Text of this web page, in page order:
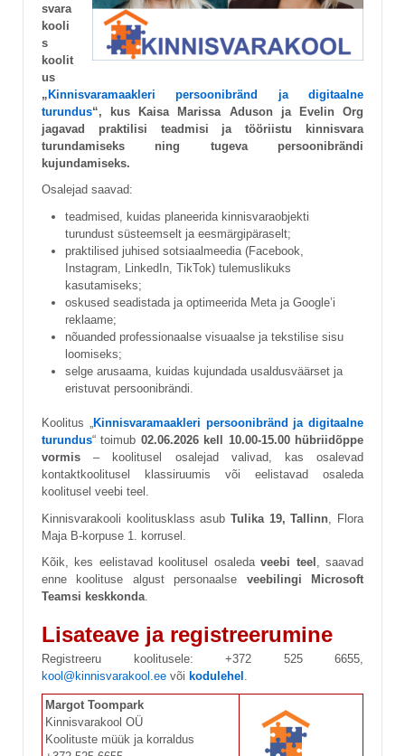
svara
kooli
s
koolit
us
„ Kinnisvaramaakleri persoonibränd ja digitaalne
turundus“, kus Kaisa Marissa Aduson ja Evelin Org
jagavad praktilisi teadmisi ja tööriistu kinnisvara
turundamiseks ning tugeva persoonibrändi
kujundamiseks.
Osalejad saavad:
teadmised, kuidas planeerida kinnisvaraobjekti
turundust süsteemselt ja eesmärgipäraselt;
praktilised juhised sotsiaalmeedia (Facebook,
Instagram, LinkedIn, TikTok) tulemuslikuks
kasutamiseks;
oskused seadistada ja optimeerida Meta ja Google’i
reklaame;
nõuanded professionaalse visuaalse ja tekstilise sisu
loomiseks;
selge arusaama, kuidas kujundada usaldusväärset ja
eristuvat persoonibrändi.
Koolitus „Kinnisvaramaakleri persoonibränd ja digitaalne
turundus“ toimub 02.06.2026 kell 10.00-15.00 hübriidõppe
vormis – koolitusel osalejad valivad, kas osalevad
kontaktkoolitusel klassiruumis või eelistavad osaleda
koolitusel veebi teel.
Kinnisvarakooli koolitusklass asub Tulika 19, Tallinn , Flora
Maja B-korpuse 1. korrusel.
Kõik, kes eelistavad koolitusel osaledaveebi teel , saavad
enne koolituse algust personaalse veebilingi Microsoft
Teamsi keskkonda.
Lisateave ja registreerumine
Registreeru koolitusele: +372 525 6655,
kool@kinnisvarakool.ee või kodulehel .
Margot Toompark
Kinnisvarakool OÜ
Koolituste müük ja korraldus